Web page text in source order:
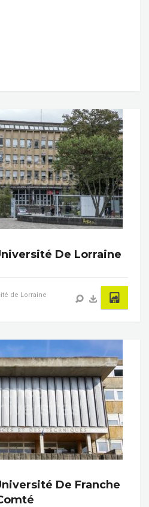
De Lorraine
de Lorraine
De Franche